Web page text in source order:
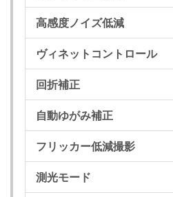
高感度ノイズ低減
ヴィネットコントロール
回折補正
自動ゆがみ補正
フリッカー低減撮影
測光モード